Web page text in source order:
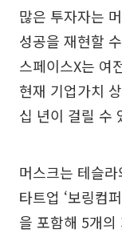
많은 투자자는
성공을 재현할
스페이스X는 여
현재 기업가치
십 년이 걸릴 수
머스크는 테슬
타트업 ‘보링컴
을 포함해 5개